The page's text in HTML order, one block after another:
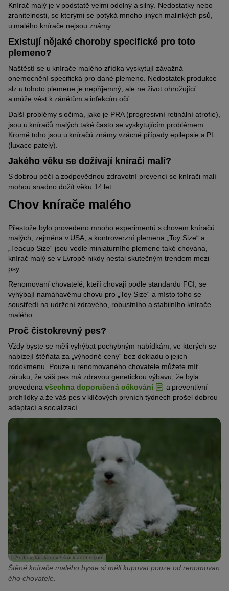
Knírač malý je v podstatě velmi odolný a silný. Nedostatky nebo
zranitelnosti, se kterými se potýká mnoho jiných malinkých psů,
u malého knírače nejsou známy.
Existují nějaké choroby specifické pro toto
plemeno?
Naštěstí se u knírače malého zřídka vyskytují závažná
onemocnění specifická pro dané plemeno. Nedostatek produkce
slz u tohoto plemene je nepříjemný, ale ne život ohrožující
a může vést k zánětům a infekcím očí.
Další problémy s očima, jako je PRA (progresivní retinální atrofie),
jsou u kníračů malých také často se vyskytujícím problémem.
Kromě toho jsou u kníračů známy vzácné případy epilepsie a PL
(luxace pately).
Jakého věku se dožívají knírači malí?
S dobrou péčí a zodpovědnou zdravotní prevencí se knírači malí
mohou snadno dožít věku 14 let.
Chov knírače malého
Přestože bylo provedeno mnoho experimentů s chovem kníračů
malých, zejména v USA, a kontroverzní plemena „Toy Size“ a
„Teacup Size“ jsou vedle miniaturního plemene také chována,
knírač malý se v Evropě nikdy nestal skutečným trendem mezi
psy.
Renomovaní chovatelé, kteří chovají podle standardu FCI, se
vyhýbají namáhavému chovu pro „Toy Size“ a místo toho se
soustředí na udržení zdravého, robustního a stabilního knírače
malého.
Proč čistokrevný pes?
Vždy byste se měli vyhýbat pochybným nabídkám, ve kterých se
nabízejí štěňata za „výhodné ceny“ bez dokladu o jejich
rodokmenu. Pouze u renomovaného chovatele můžete mít
záruku, že váš pes má zdravou genetickou výbavu, že byla
provedena všechna doporučená očkování
a preventivní
prohlídky a že váš pes v klíčových prvních týdnech prošel dobrou
adaptací a socializací.
© Andrey Tarakanov / stock.adobe.com
Štěně knírače malého byste si měli kupovat pouze od renomovan
ého chovatele.